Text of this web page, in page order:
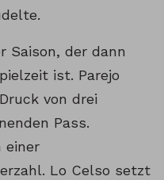
Saison, der dann
ist. Parejo
von drei
Pass.
einer
Lo Celso setzt